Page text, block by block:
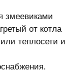
змеевиками
от котла
теплосети и